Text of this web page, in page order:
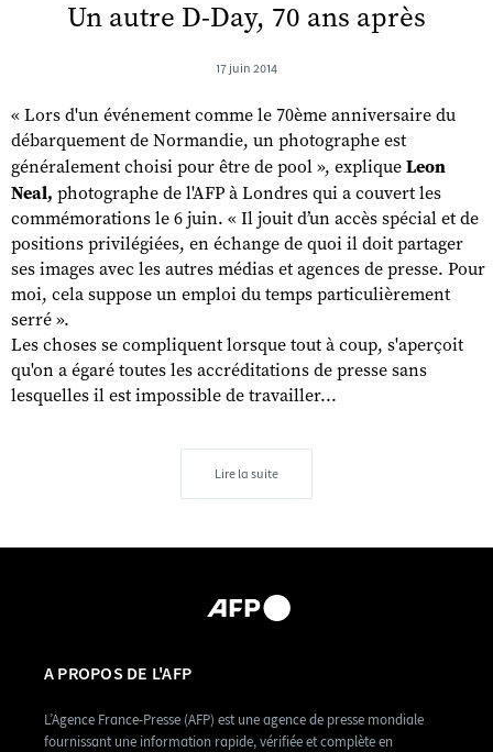
Un autre D-Day, 70 ans après
17 juin 2014
« Lors d'un événement comme le 70ème anniversaire du
débarquement de Normandie, un photographe est
généralement choisi pour être de pool », explique Leon
Neal, photographe de l'AFP à Londres qui a couvert les
commémorations le 6 juin. « Il jouit d’un accès spécial et de
positions privilégiées, en échange de quoi il doit partager
ses images avec les autres médias et agences de presse. Pour
moi, cela suppose un emploi du temps particulièrement
serré ».
Les choses se compliquent lorsque tout à coup, s'aperçoit
qu'on a égaré toutes les accréditations de presse sans
lesquelles il est impossible de travailler...
Lire la suite
A PROPOS DE L'AFP
L’Agence France-Presse (AFP) est une agence de presse mondiale
fournissant une information rapide, vérifiée et complète en